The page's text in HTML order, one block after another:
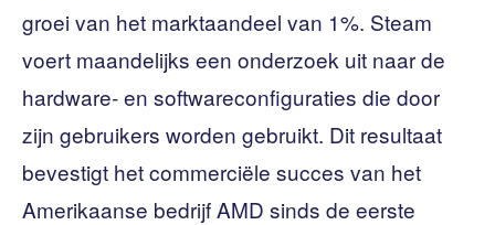
groei van het marktaandeel van 1%. Steam
voert maandelijks een onderzoek uit naar de
hardware- en softwareconfiguraties die door
zijn gebruikers worden gebruikt. Dit resultaat
bevestigt het commerciële succes van het
Amerikaanse bedrijf AMD sinds de eerste